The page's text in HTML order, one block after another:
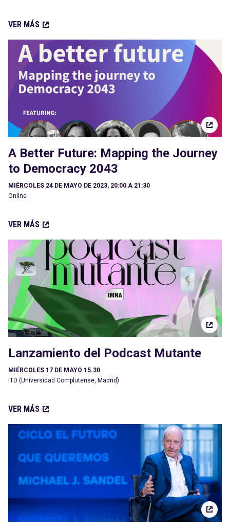
VER MÁS
A Better Future: Mapping the Journey
to Democracy 2043
MIÉRCOLES 24 DE MAYO DE 2023, 20:00 A 21:30
Online
VER MÁS
Lanzamiento del Podcast Mutante
MIÉRCOLES 17 DE MAYO 15.30
ITD (Universidad Complutense, Madrid)
VER MÁS